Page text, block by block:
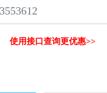
使用接口查询更优惠>>